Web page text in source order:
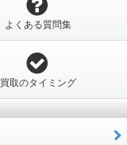
よくある質問集
買取のタイミング